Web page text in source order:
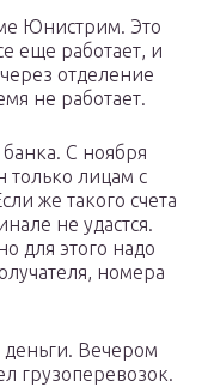
Юнистрим. Это
еще работает, и
отделение
не работает.
банка. С ноября
только лицам с
же такого счета
не удастся.
для этого надо
номера
Вечером
грузоперевозок.